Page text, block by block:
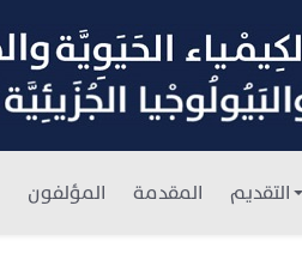
التقديم المقدمة المؤلفون